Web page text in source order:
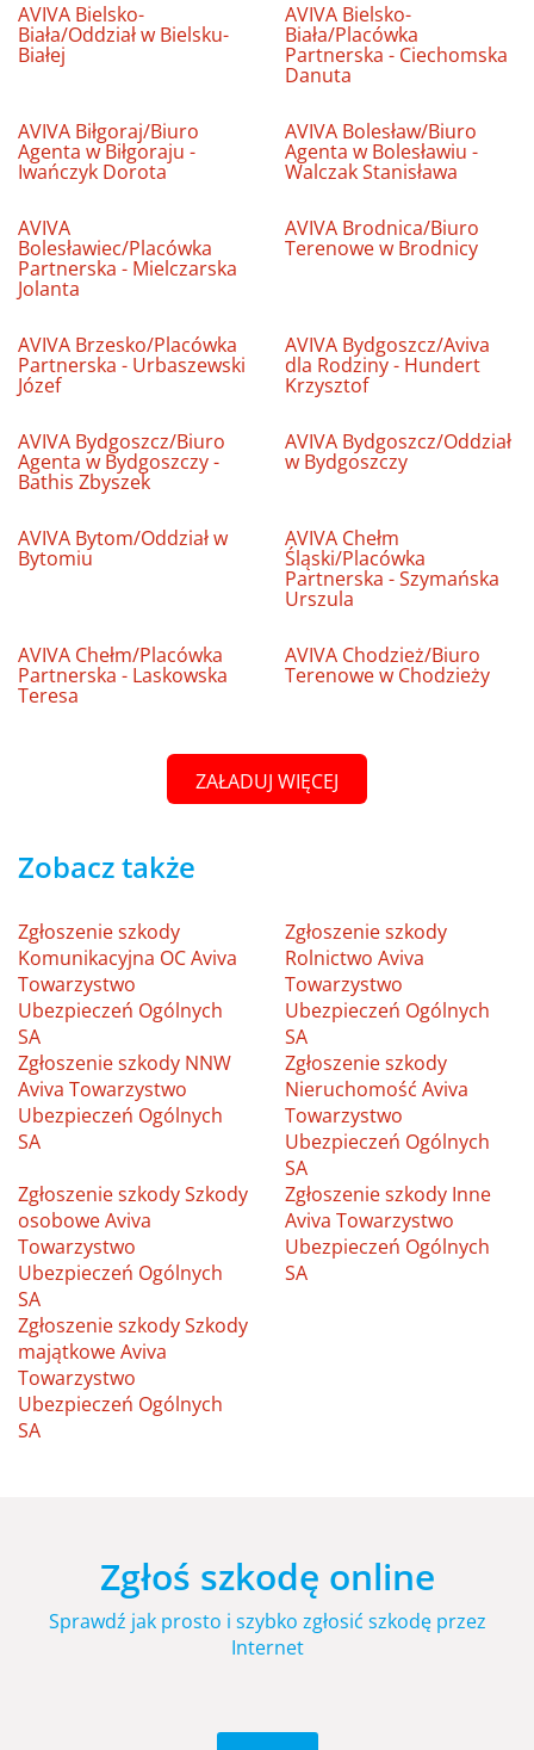
AVIVA Bielsko-
Biała/Oddział w Bielsku-
Białej
AVIVA Bielsko-
Biała/Placówka
Partnerska - Ciechomska
Danuta
AVIVA Biłgoraj/Biuro
Agenta w Biłgoraju -
Iwańczyk Dorota
AVIVA Bolesław/Biuro
Agenta w Bolesławiu -
Walczak Stanisława
AVIVA
Bolesławiec/Placówka
Partnerska - Mielczarska
Jolanta
AVIVA Brodnica/Biuro
Terenowe w Brodnicy
AVIVA Brzesko/Placówka
Partnerska - Urbaszewski
Józef
AVIVA Bydgoszcz/Aviva
dla Rodziny - Hundert
Krzysztof
AVIVA Bydgoszcz/Biuro
Agenta w Bydgoszczy -
Bathis Zbyszek
AVIVA Bydgoszcz/Oddział
w Bydgoszczy
AVIVA Bytom/Oddział w
Bytomiu
AVIVA Chełm
Śląski/Placówka
Partnerska - Szymańska
Urszula
AVIVA Chełm/Placówka
Partnerska - Laskowska
Teresa
AVIVA Chodzież/Biuro
Terenowe w Chodzieży
ZAŁADUJ WIĘCEJ
Zobacz także
Zgłoszenie szkody
Komunikacyjna OC Aviva
Towarzystwo
Ubezpieczeń Ogólnych
SA
Zgłoszenie szkody
Rolnictwo Aviva
Towarzystwo
Ubezpieczeń Ogólnych
SA
Zgłoszenie szkody NNW
Aviva Towarzystwo
Ubezpieczeń Ogólnych
SA
Zgłoszenie szkody
Nieruchomość Aviva
Towarzystwo
Ubezpieczeń Ogólnych
SA
Zgłoszenie szkody Szkody
osobowe Aviva
Towarzystwo
Ubezpieczeń Ogólnych
SA
Zgłoszenie szkody Inne
Aviva Towarzystwo
Ubezpieczeń Ogólnych
SA
Zgłoszenie szkody Szkody
majątkowe Aviva
Towarzystwo
Ubezpieczeń Ogólnych
SA
Zgłoś szkodę online
Sprawdź jak prosto i szybko zgłosić szkodę przez
Internet